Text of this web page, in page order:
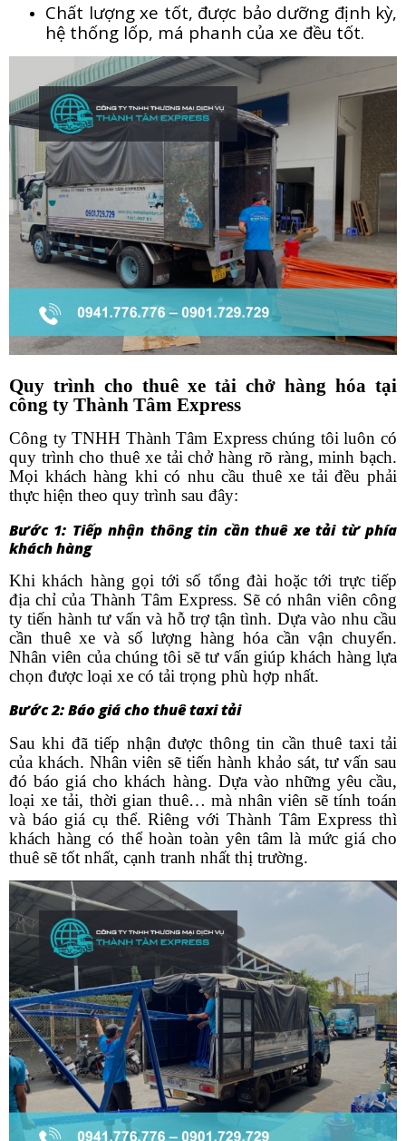
Chất lượng xe tốt, được bảo dưỡng định kỳ,
hệ thống lốp, má phanh của xe đều tốt.
Quy trình cho thuê xe tải chở hàng hóa tại
công ty Thành Tâm Express
Công ty TNHH Thành Tâm Express chúng tôi luôn có
quy trình cho thuê xe tải chở hàng rõ ràng, minh bạch.
Mọi khách hàng khi có nhu cầu thuê xe tải đều phải
thực hiện theo quy trình sau đây:
Bước 1: Tiếp nhận thông tin cần thuê xe tải từ phía
khách hàng
Khi khách hàng gọi tới số tổng đài hoặc tới trực tiếp
địa chỉ của Thành Tâm Express. Sẽ có nhân viên công
ty tiến hành tư vấn và hỗ trợ tận tình. Dựa vào nhu cầu
cần thuê xe và số lượng hàng hóa cần vận chuyển.
Nhân viên của chúng tôi sẽ tư vấn giúp khách hàng lựa
chọn được loại xe có tải trọng phù hợp nhất.
Bước 2: Báo giá cho thuê taxi tải
Sau khi đã tiếp nhận được thông tin cần thuê taxi tải
của khách. Nhân viên sẽ tiến hành khảo sát, tư vấn sau
đó báo giá cho khách hàng. Dựa vào những yêu cầu,
loại xe tải, thời gian thuê… mà nhân viên sẽ tính toán
và báo giá cụ thể. Riêng với Thành Tâm Express thì
khách hàng có thể hoàn toàn yên tâm là mức giá cho
thuê sẽ tốt nhất, cạnh tranh nhất thị trường.